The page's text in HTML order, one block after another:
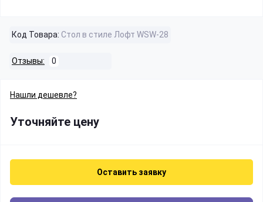
Код Товара: Стол в стиле Лофт WSW-28
Отзывы: 0
Нашли дешевле?
Уточняйте цену
Оставить заявку